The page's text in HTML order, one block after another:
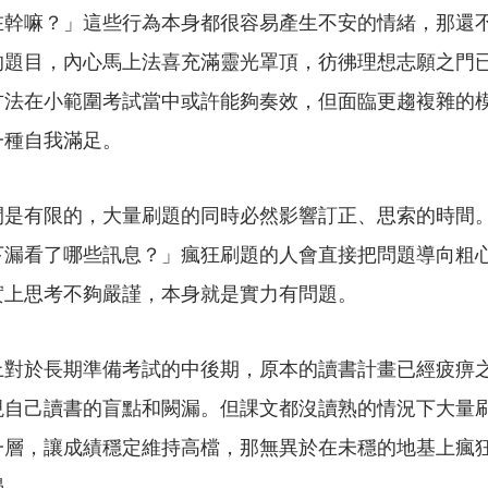
嘛？」這些行為本身都很容易產生不安的情緒，那還
目，內心馬上法喜充滿靈光罩頂，彷彿理想志願之門
在小範圍考試當中或許能夠奏效，但面臨更趨複雜的
自我滿足。
有限的，大量刷題的同時必然影響訂正、思索的時間
看了哪些訊息？」瘋狂刷題的人會直接把問題導向粗
思考不夠嚴謹，本身就是實力有問題。
於長期準備考試的中後期，原本的讀書計畫已經疲痹
己讀書的盲點和闕漏。但課文都沒讀熟的情況下大量
，讓成績穩定維持高檔，那無異於在未穩的地基上瘋